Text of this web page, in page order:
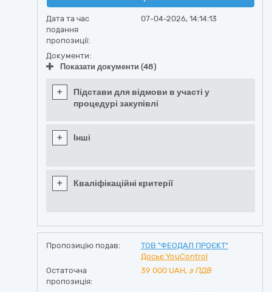
Дата та час
подання
пропозиції:
07-04-2026, 14:14:13
Документи:
Показати документи (48)
+
Підстави для відмови в участі у
процедурі закупівлі
+ Інші
+ Кваліфікаційні критерії
Пропозицію подав:
ТОВ "ФЕОДАЛ ПРОЄКТ"
Досьє YouControl
Остаточна
пропозиція:
39 000 UAH, з ПДВ